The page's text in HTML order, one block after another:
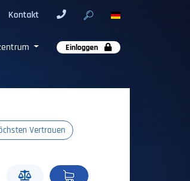
Kontakt
Einloggen
Vertrauen